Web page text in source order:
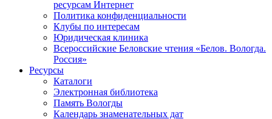
ресурсам Интернет
Политика конфиденциальности
Клубы по интересам
Юридическая клиника
Всероссийские Беловские чтения «Белов. Вологда.
Россия»
Ресурсы
Каталоги
Электронная библиотека
Память Вологды
Календарь знаменательных дат